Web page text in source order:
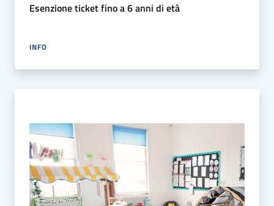
Esenzione ticket fino a 6 anni di età
INFO